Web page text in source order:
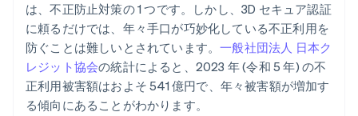
は、不正防止対策の 1 つです。しかし、3D セキュア認証
に頼るだけでは、年々手口が巧妙化している不正利用を
防ぐことは難しいとされています。一般社団法人 日本ク
レジット協会の統計によると、2023 年 (令和 5 年) の不
正利用被害額はおよそ 541 億円で、年々被害額が増加す
る傾向にあることがわかります。